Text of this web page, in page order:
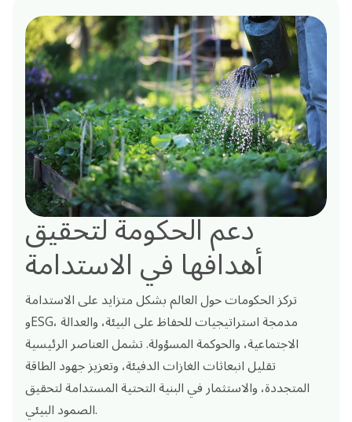
دعم الحكومة لتحقيق
أهدافها في الاستدامة
تركز الحكومات حول العالم بشكل متزايد على الاستدامة
وESG، مدمجة استراتيجيات للحفاظ على البيئة، والعدالة
الاجتماعية، والحوكمة المسؤولة. تشمل العناصر الرئيسية
تقليل انبعاثات الغازات الدفيئة، وتعزيز جهود الطاقة
المتجددة، والاستثمار في البنية التحتية المستدامة لتحقيق
الصمود البيئي.